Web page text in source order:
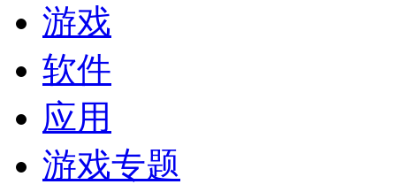
游戏
软件
应用
游戏专题